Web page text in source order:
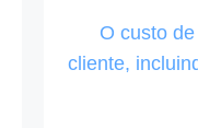
O custo
cliente,